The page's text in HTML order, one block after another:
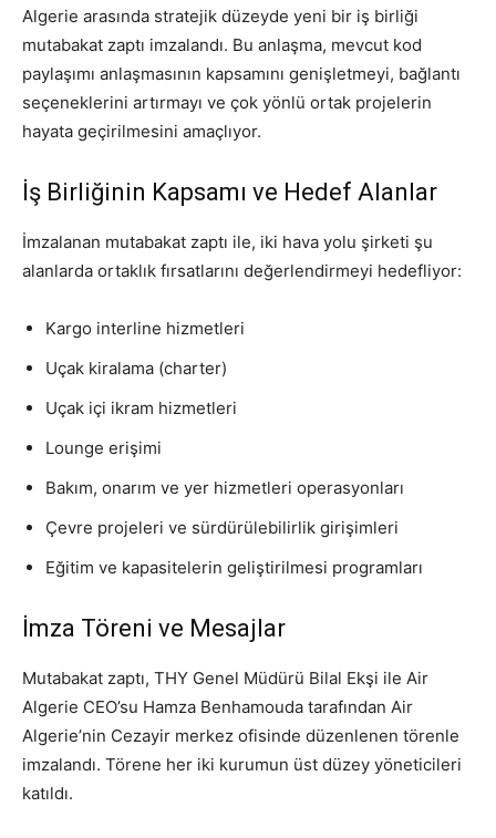
Algerie arasında stratejik düzeyde yeni bir iş birliği
mutabakat zaptı imzalandı. Bu anlaşma, mevcut kod
paylaşımı anlaşmasının kapsamını genişletmeyi, bağlantı
seçeneklerini artırmayı ve çok yönlü ortak projelerin
hayata geçirilmesini amaçlıyor.
İş Birliğinin Kapsamı ve Hedef Alanlar
İmzalanan mutabakat zaptı ile, iki hava yolu şirketi şu
alanlarda ortaklık fırsatlarını değerlendirmeyi hedefliyor:
Kargo interline hizmetleri
Uçak kiralama (charter)
Uçak içi ikram hizmetleri
Lounge erişimi
Bakım, onarım ve yer hizmetleri operasyonları
Çevre projeleri ve sürdürülebilirlik girişimleri
Eğitim ve kapasitelerin geliştirilmesi programları
İmza Töreni ve Mesajlar
Mutabakat zaptı, THY Genel Müdürü Bilal Ekşi ile Air
Algerie CEO’su Hamza Benhamouda tarafından Air
Algerie’nin Cezayir merkez ofisinde düzenlenen törenle
imzalandı. Törene her iki kurumun üst düzey yöneticileri
katıldı.